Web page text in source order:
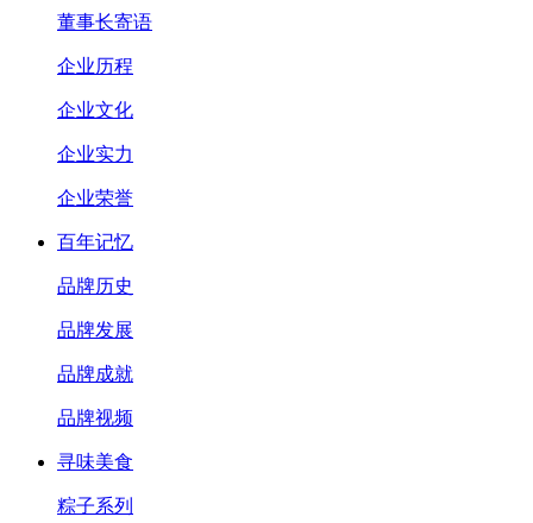
董事长寄语
企业历程
企业文化
企业实力
企业荣誉
百年记忆
品牌历史
品牌发展
品牌成就
品牌视频
寻味美食
粽子系列